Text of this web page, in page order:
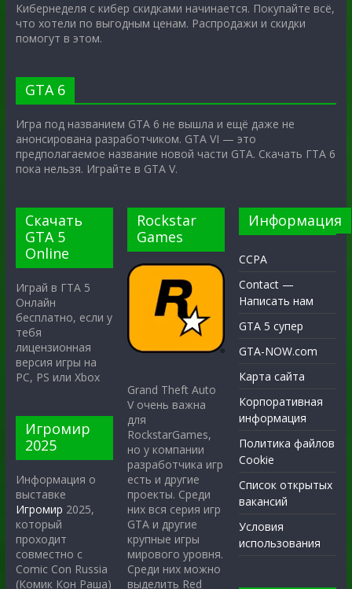
Кибернеделя с кибер скидками начинается. Покупайте всё,
что хотели по выгодным ценам. Распродажи и скидки
помогут в этом.
GTA 6
Игра под названием GTA 6 не вышла и ещё даже не
анонсирована разработчиком. GTA VI — это
предполагаемое название новой части GTA. Скачать ГТА 6
пока нельзя. Играйте в GTA V.
Скачать
GTA 5
Online
Играй в ГТА 5
Онлайн
бесплатно, если у
тебя
лицензионная
версия игры на
PC, PS или Xbox
Игромир
2025
Информация о
выставке
Игромир 2025,
который
проходит
совместно с
Comic Con Russia
(Комик Кон Раша)
Rockstar
Games
Grand Theft Auto
V очень важна
для
RockstarGames,
но у компании
разработчика игр
есть и другие
проекты. Среди
них вся серия игр
GTA и другие
крупные игры
мирового уровня.
Среди них можно
выделить Red
Информация
CCPA
Contact —
Написать нам
GTA 5 супер
GTA-NOW.com
Карта сайта
Корпоративная
информация
Политика файлов
Cookie
Список открытых
вакансий
Условия
использования